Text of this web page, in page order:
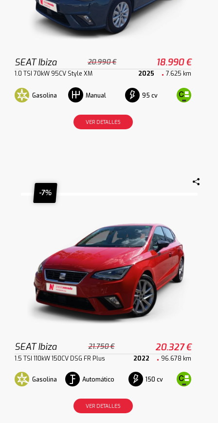
SEAT Ibiza 20.990 € 18.990 €
1.0 TSI 70kW 95CV Style XM 2025 7.625 km
Gasolina Manual 95 cv
VER DETALLES
-7%
SEAT Ibiza 21.750 € 20.327 €
1.5 TSI 110kW 150CV DSG FR Plus 2022 96.678 km
Gasolina Automático 150 cv
VER DETALLES